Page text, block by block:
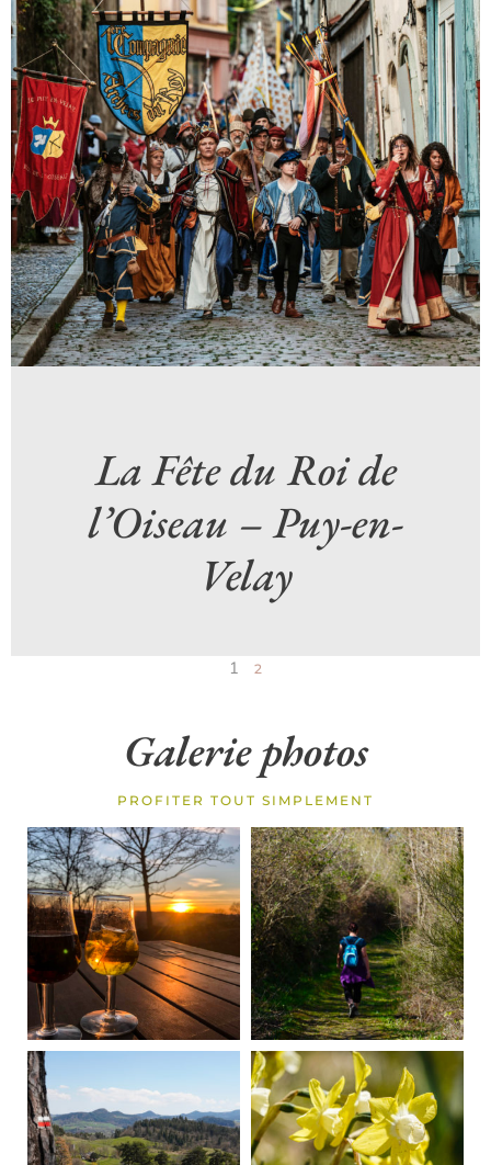
La Fête du Roi de
l’Oiseau – Puy-en-
Velay
1 2
Galerie photos
PROFITER TOUT SIMPLEMENT